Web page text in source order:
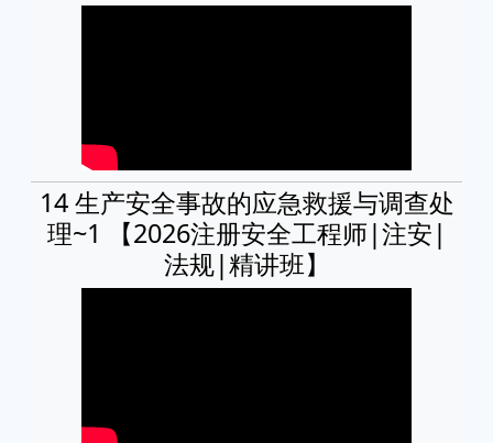
14 生产安全事故的应急救援与调查处
理~1 【2026注册安全工程师|注安|
法规|精讲班】